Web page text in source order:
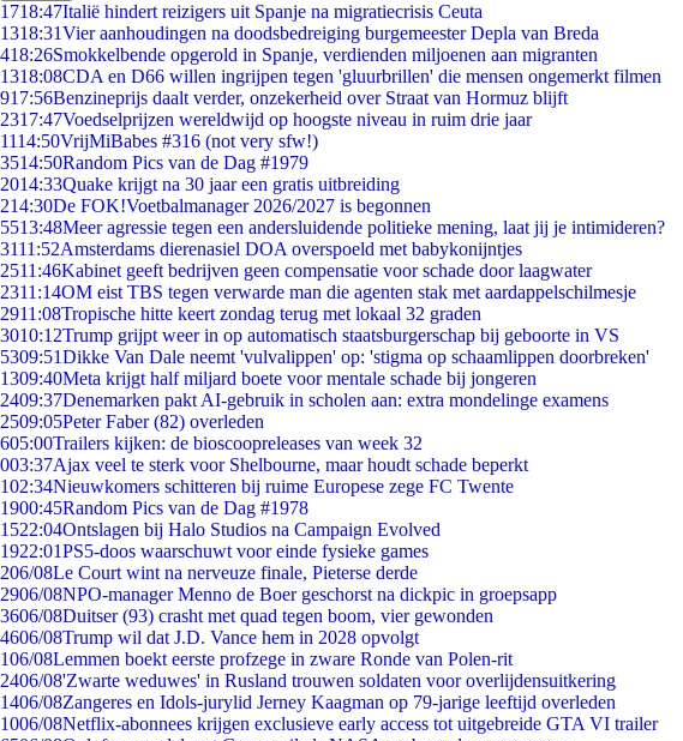
1718:47Italië hindert reizigers uit Spanje na migratiecrisis Ceuta
1318:31Vier aanhoudingen na doodsbedreiging burgemeester Depla van Breda
418:26Smokkelbende opgerold in Spanje, verdienden miljoenen aan migranten
1318:08CDA en D66 willen ingrijpen tegen 'gluurbrillen' die mensen ongemerkt filmen
917:56Benzineprijs daalt verder, onzekerheid over Straat van Hormuz blijft
2317:47Voedselprijzen wereldwijd op hoogste niveau in ruim drie jaar
1114:50VrijMiBabes #316 (not very sfw!)
3514:50Random Pics van de Dag #1979
2014:33Quake krijgt na 30 jaar een gratis uitbreiding
214:30De FOK!Voetbalmanager 2026/2027 is begonnen
5513:48Meer agressie tegen een andersluidende politieke mening, laat jij je intimideren?
3111:52Amsterdams dierenasiel DOA overspoeld met babykonijntjes
2511:46Kabinet geeft bedrijven geen compensatie voor schade door laagwater
2311:14OM eist TBS tegen verwarde man die agenten stak met aardappelschilmesje
2911:08Tropische hitte keert zondag terug met lokaal 32 graden
3010:12Trump grijpt weer in op automatisch staatsburgerschap bij geboorte in VS
5309:51Dikke Van Dale neemt 'vulvalippen' op: 'stigma op schaamlippen doorbreken'
1309:40Meta krijgt half miljard boete voor mentale schade bij jongeren
2409:37Denemarken pakt AI-gebruik in scholen aan: extra mondelinge examens
2509:05Peter Faber (82) overleden
605:00Trailers kijken: de bioscoopreleases van week 32
003:37Ajax veel te sterk voor Shelbourne, maar houdt schade beperkt
102:34Nieuwkomers schitteren bij ruime Europese zege FC Twente
1900:45Random Pics van de Dag #1978
1522:04Ontslagen bij Halo Studios na Campaign Evolved
1922:01PS5-doos waarschuwt voor einde fysieke games
206/08Le Court wint na nerveuze finale, Pieterse derde
2906/08NPO-manager Menno de Boer geschorst na dickpic in groepsapp
3606/08Duitser (93) crasht met quad tegen boom, vier gewonden
4606/08Trump wil dat J.D. Vance hem in 2028 opvolgt
106/08Lemmen boekt eerste profzege in zware Ronde van Polen-rit
2406/08'Zwarte weduwes' in Rusland trouwen soldaten voor overlijdensuitkering
1406/08Zangeres en Idols-jurylid Jerney Kaagman op 79-jarige leeftijd overleden
1006/08Netflix-abonnees krijgen exclusieve early access tot uitgebreide GTA VI trailer